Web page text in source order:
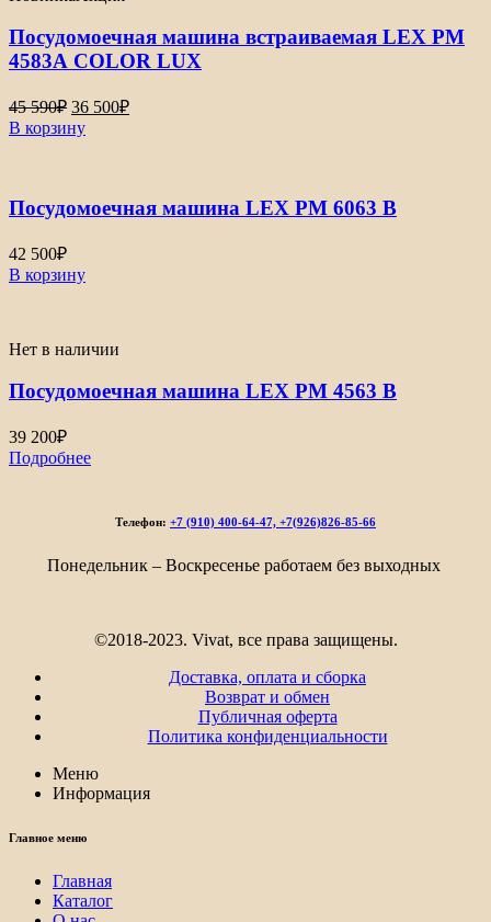
Посудомоечная машина встраиваемая LEX PM
4583А COLOR LUX
45 590₽ Первоначальная
цена
составляла
36 500₽Текущая
В корзину
Посудомоечная машина LEX PM 6063 B
42 500₽
В корзину
Нет в наличии
Посудомоечная машина LEX PM 4563 B
39 200₽
Подробнее
Телефон: +7 (910) 400-64-47, +7(926)826-85-66
Понедельник – Воскресенье работаем без выходных
©2018-2023. Vivat, все права защищены.
Доставка, оплата и сборка
Возврат и обмен
Публичная оферта
Политика конфиденциальности
Меню
Информация
Главное меню
Главная
Каталог